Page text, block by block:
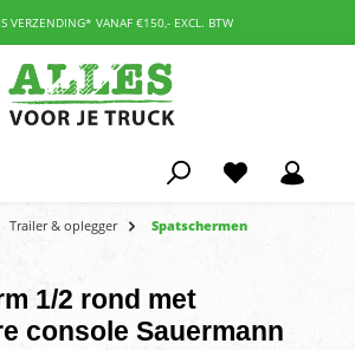
VERZENDING* VANAF €150,- EXCL. BTW
Trailer & oplegger Spatschermen
1/2 rond met
console Sauermann